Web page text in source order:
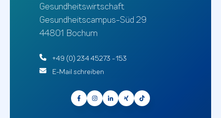
Gesundheitswirtschaft
Gesundheitscampus-Süd 29
44801 Bochum
+49 (0) 234 45273 - 153
E-Mail schreiben